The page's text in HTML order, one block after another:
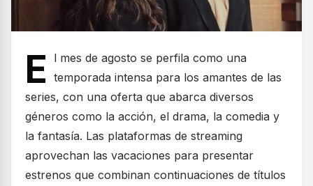
E
l mes de agosto se perfila como una
temporada intensa para los amantes de las
series, con una oferta que abarca diversos
géneros como la acción, el drama, la comedia y
la fantasía. Las plataformas de streaming
aprovechan las vacaciones para presentar
estrenos que combinan continuaciones de títulos